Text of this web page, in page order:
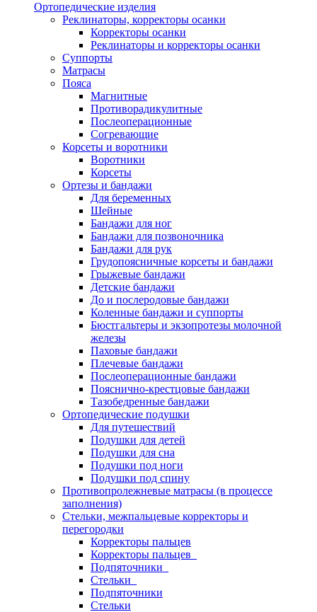
Ортопедические изделия
Реклинаторы, корректоры осанки
Корректоры осанки
Реклинаторы и корректоры осанки
Суппорты
Матрасы
Пояса
Магнитные
Противорадикулитные
Послеоперационные
Согревающие
Корсеты и воротники
Воротники
Корсеты
Ортезы и бандажи
Для беременных
Шейные
Бандажи для ног
Бандажи для позвоночника
Бандажи для рук
Грудопоясничные корсеты и бандажи
Грыжевые бандажи
Детские бандажи
До и послеродовые бандажи
Коленные бандажи и суппорты
Бюстгальтеры и экзопротезы молочной
железы
Паховые бандажи
Плечевые бандажи
Послеоперационные бандажи
Пояснично-крестцовые бандажи
Тазобедренные бандажи
Ортопедические подушки
Для путешествий
Подушки для детей
Подушки для сна
Подушки под ноги
Подушки под спину
Противопролежневые матрасы (в процессе
заполнения)
Стельки, межпальцевые корректоры и
перегородки
Корректоры пальцев
Корректоры пальцев_
Подпяточники_
Стельки_
Подпяточники
Стельки